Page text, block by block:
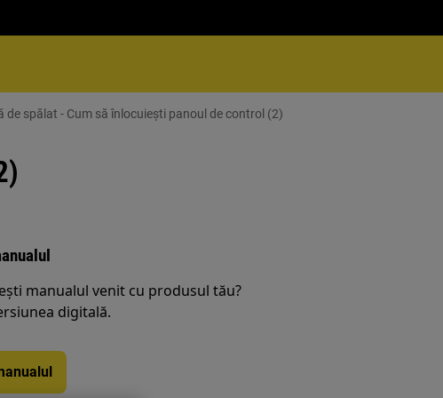
de spălat - Cum să înlocuiești panoul de control (2)
manualul venit cu produsul tău?
digitală.